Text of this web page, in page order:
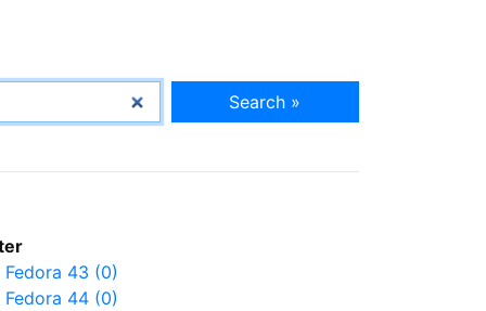
Search »
Fedora 43 (0)
Fedora 44 (0)